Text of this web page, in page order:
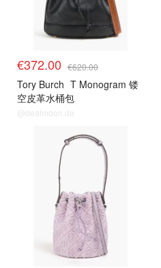
€372.00 €620.00
Tory Burch T Monogram 镂
空皮革水桶包
@dealmoon.de